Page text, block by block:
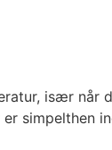
især
simpelthen